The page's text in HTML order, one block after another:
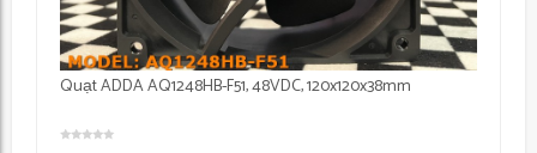
Quạt ADDA AQ1248HB-F51, 48VDC, 120x120x38mm